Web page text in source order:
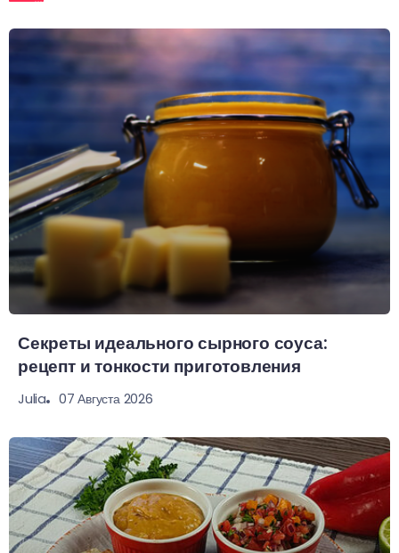
Секреты идеального сырного соуса:
рецепт и тонкости приготовления
Julia 07 Августа 2026